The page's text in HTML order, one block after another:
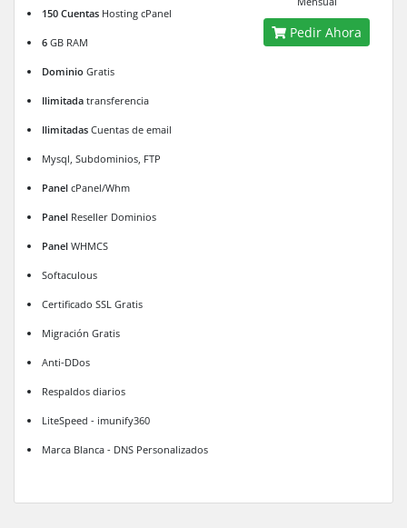
150 Cuentas Hosting cPanel
6 GB RAM
Dominio Gratis
Ilimitada transferencia
IlimitadasCuentas de email
Mysql, Subdominios, FTP
PanelcPanel/Whm
Panel Reseller Dominios
PanelWHMCS
Softaculous
Certificado SSL Gratis
Migración Gratis
Anti-DDos
Respaldos diarios
LiteSpeed - imunify360
Marca Blanca - DNS Personalizados
Pedir Ahora